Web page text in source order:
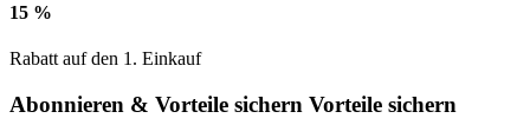
15 %
Rabatt auf den 1. Einkauf
Abonnieren & Vorteile sichern Vorteile sichern